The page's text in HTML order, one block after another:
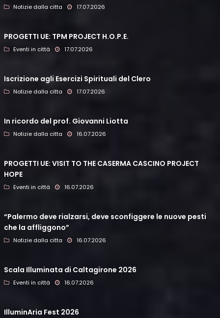
Notizie dalla citta 17.07.2026
PROGETTI UE: TPM PROJECT H.O.P.E.
Eventi in città 17.07.2026
Iscrizione agli Esercizi Spirituali del Clero
Notizie dalla citta 17.07.2026
In ricordo del prof. Giovanni Liotta
Notizie dalla citta 16.07.2026
PROGETTI UE: VISIT TO THE CASERMA CASCINO PROJECT
HOPE
Eventi in città 16.07.2026
“Palermo deve rialzarsi, deve sconfiggere le nuove pesti
che la affliggono”
Notizie dalla citta 16.07.2026
Scala Illuminata di Caltagirone 2026
Eventi in città 16.07.2026
IlluminAria Fest 2026